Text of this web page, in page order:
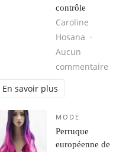
Cuba, une destination idéale
contrôle
Caroline
Hosana
Aucun
commentaire
En savoir plus
MODE
Perruque
européenne de